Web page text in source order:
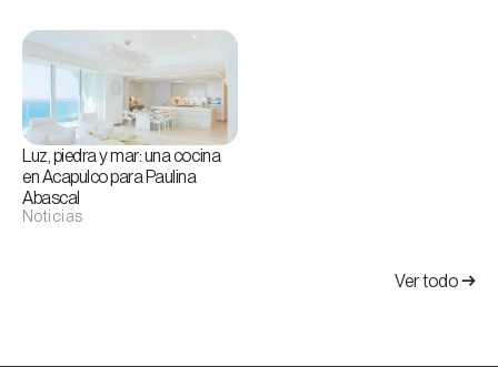
Luz, piedra y mar: una cocina
en Acapulco para Paulina
Abascal
Noticias
Ver todo→